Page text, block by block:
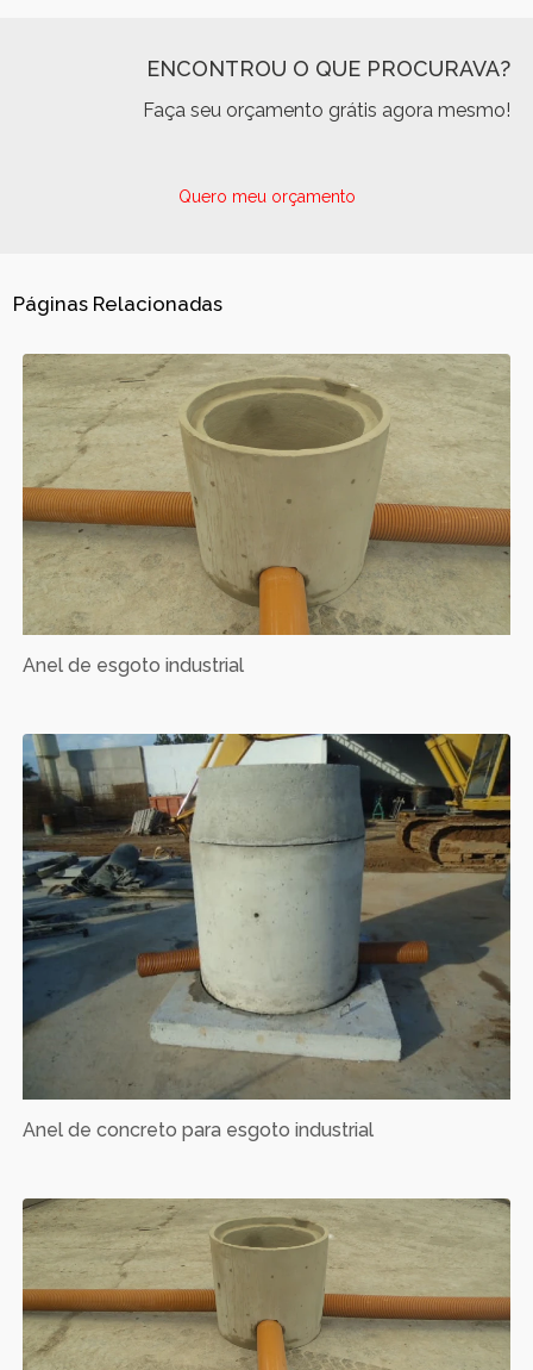
ENCONTROU O QUE PROCURAVA?
Faça seu orçamento grátis agora mesmo!
Quero meu orçamento
Páginas Relacionadas
Anel de esgoto industrial
Anel de concreto para esgoto industrial